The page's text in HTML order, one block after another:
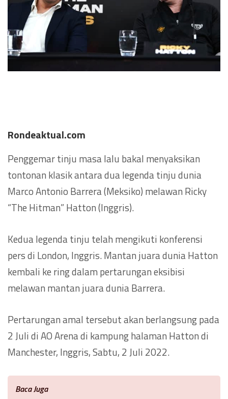
Rondeaktual.com
Penggemar tinju masa lalu bakal menyaksikan
tontonan klasik antara dua legenda tinju dunia
Marco Antonio Barrera (Meksiko) melawan Ricky
“The Hitman” Hatton (Inggris).
Kedua legenda tinju telah mengikuti konferensi
pers di London, Inggris. Mantan juara dunia Hatton
kembali ke ring dalam pertarungan eksibisi
melawan mantan juara dunia Barrera.
Pertarungan amal tersebut akan berlangsung pada
2 Juli di AO Arena di kampung halaman Hatton di
Manchester, Inggris, Sabtu, 2 Juli 2022.
Baca Juga